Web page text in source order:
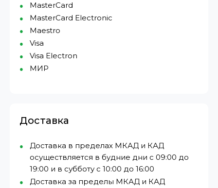
MasterCard
MasterCard Electronic
Maestro
Visa
Visa Electron
МИР⁠
Доставка
Доставка в пределах МКАД и КАД
осуществляется в будние дни с 09:00 до
19:00 и в субботу с 10:00 до 16:00
Доставка за пределы МКАД и КАД